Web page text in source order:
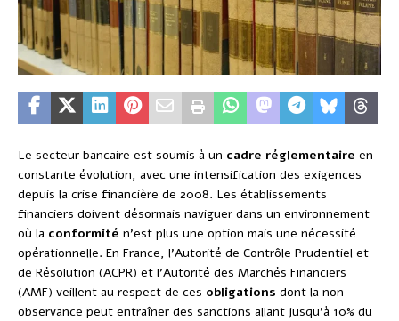
Le secteur bancaire est soumis à un cadre réglementaire en
constante évolution, avec une intensification des exigences
depuis la crise financière de 2008. Les établissements
financiers doivent désormais naviguer dans un environnement
où la conformité n’est plus une option mais une nécessité
opérationnelle. En France, l’Autorité de Contrôle Prudentiel et
de Résolution (ACPR) et l’Autorité des Marchés Financiers
(AMF) veillent au respect de ces obligations dont la non-
observance peut entraîner des sanctions allant jusqu’à 10% du